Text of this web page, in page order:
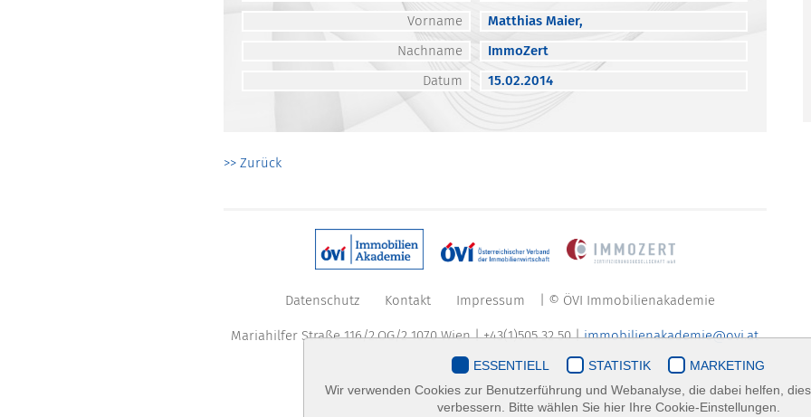
Vorname
Matthias Maier,
Nachname
ImmoZert
Datum
15.02.2014
>> Zurück
Datenschutz Kontakt Impressum | © ÖVI Immobilienakademie
Mariahilfer Straße 116/2.OG/2 1070 Wien | +43(1)505 32 50 |immobilienakademie@ovi.at
ESSENTIELL STATISTIK
MARKETING
Wir verwenden Cookies zur Benutzerführung und Webanalyse, die dabei helfen,
verbessern. Bitte wählen Sie hier Ihre Cookie-Einstellungen.